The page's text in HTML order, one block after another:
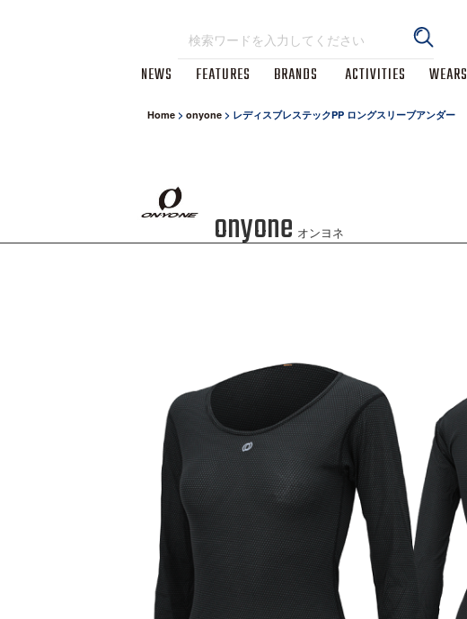
NEWS FEATURES BRANDS ACTIVITIES WEARS
Home > onyone > レディスブレステックPP ロングスリーブアンダー
onyone オンヨネ